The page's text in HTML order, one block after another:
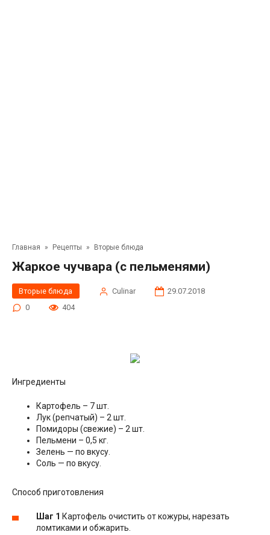
Главная » Рецепты » Вторые блюда
Жаркое чучвара (с пельменями)
Вторые блюда Сulinar
29.07.2018
0
404
Ингредиенты
Картофель – 7 шт.
Лук (репчатый) – 2 шт.
Помидоры (свежие) – 2 шт.
Пельмени – 0,5 кг.
Зелень — по вкусу.
Соль — по вкусу.
Способ приготовления
Шаг 1 Картофель очистить от кожуры, нарезать
ломтиками и обжарить.